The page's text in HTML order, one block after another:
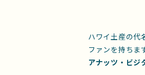
ハワイ土産の代
ファンを持ちま
アナッツ・ビジ